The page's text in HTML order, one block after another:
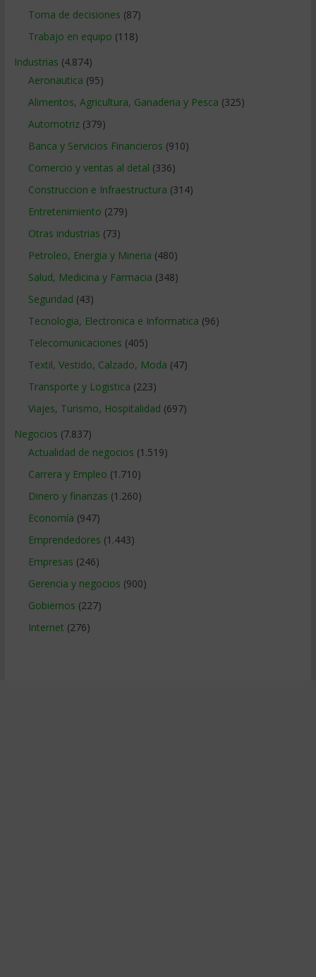
Toma de decisiones (87)
Trabajo en equipo (118)
Industrias (4.874)
Aeronautica (95)
Alimentos, Agricultura, Ganaderia y Pesca (325)
Automotriz(379)
Banca y Servicios Financieros (910)
Comercio y ventas al detal (336)
Construccion e Infraestructura (314)
Entretenimiento (279)
Otras industrias (73)
Petroleo, Energia y Mineria (480)
Salud, Medicina y Farmacia (348)
Seguridad (43)
Tecnologia, Electronica e Informatica (96)
Telecomunicaciones (405)
Textil, Vestido, Calzado, Moda (47)
Transporte y Logistica (223)
Viajes, Turismo, Hospitalidad (697)
Negocios (7.837)
Actualidad de negocios (1.519)
Carrera y Empleo (1.710)
Dinero y finanzas (1.260)
Economía (947)
Emprendedores (1.443)
Empresas (246)
Gerencia y negocios (900)
Gobiernos (227)
Internet (276)